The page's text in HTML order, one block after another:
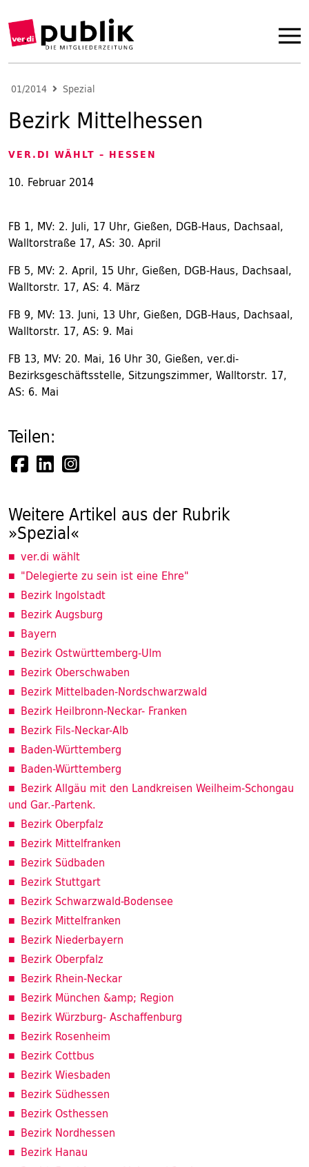
01/2014 Spezial
Bezirk Mittelhessen
VER.DI WÄHLT – HESSEN
10. Februar 2014
FB 1, MV: 2. Juli, 17 Uhr, Gießen, DGB-Haus, Dachsaal,
Walltorstraße 17, AS: 30. April
FB 5, MV: 2. April, 15 Uhr, Gießen, DGB-Haus, Dachsaal,
Walltorstr. 17, AS: 4. März
FB 9, MV: 13. Juni, 13 Uhr, Gießen, DGB-Haus, Dachsaal,
Walltorstr. 17, AS: 9. Mai
FB 13, MV: 20. Mai, 16 Uhr 30, Gießen, ver.di-
Bezirksgeschäftsstelle, Sitzungszimmer, Walltorstr. 17,
AS: 6. Mai
Teilen:
Weitere Artikel aus der Rubrik
»Spezial«
ver.di wählt
"Delegierte zu sein ist eine Ehre"
Bezirk Ingolstadt
Bezirk Augsburg
Bayern
Bezirk Ostwürttemberg-Ulm
Bezirk Oberschwaben
Bezirk Mittelbaden-Nordschwarzwald
Bezirk Heilbronn-Neckar- Franken
Bezirk Fils-Neckar-Alb
Baden-Württemberg
Baden-Württemberg
Bezirk Allgäu mit den Landkreisen Weilheim-Schongau
und Gar.-Partenk.
Bezirk Oberpfalz
Bezirk Mittelfranken
Bezirk Südbaden
Bezirk Stuttgart
Bezirk Schwarzwald-Bodensee
Bezirk Mittelfranken
Bezirk Niederbayern
Bezirk Oberpfalz
Bezirk Rhein-Neckar
Bezirk München &amp; Region
Bezirk Würzburg- Aschaffenburg
Bezirk Rosenheim
Bezirk Cottbus
Bezirk Wiesbaden
Bezirk Südhessen
Bezirk Osthessen
Bezirk Nordhessen
Bezirk Hanau